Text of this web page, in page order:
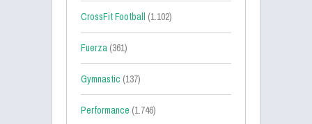
CrossFit Football (1.102)
Fuerza (361)
Gymnastic (137)
Performance (1.746)